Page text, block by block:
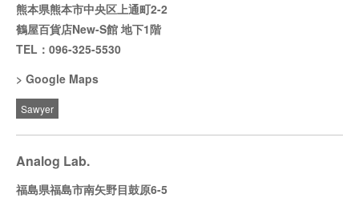
熊本県熊本市中央区上通町2-2
鶴屋百貨店New-S館 地下1階
TEL：096-325-5530
Google Maps
Sawyer
Analog Lab.
福島県福島市南矢野目鼓原6-5